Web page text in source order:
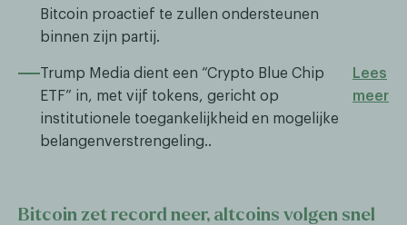
Bitcoin proactief te zullen ondersteunen
binnen zijn partij.
Trump Media dient een “Crypto Blue Chip
ETF” in, met vijf tokens, gericht op
institutionele toegankelijkheid en mogelijke
belangenverstrengeling..
Lees
meer
Bitcoin zet record neer, altcoins volgen snel